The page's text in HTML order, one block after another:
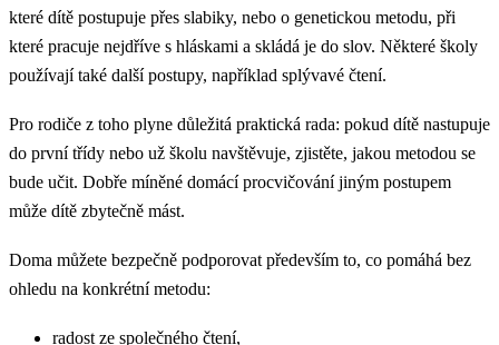
které dítě postupuje přes slabiky, nebo o genetickou metodu, při
které pracuje nejdříve s hláskami a skládá je do slov. Některé školy
používají také další postupy, například splývavé čtení.
Pro rodiče z toho plyne důležitá praktická rada: pokud dítě nastupuje
do první třídy nebo už školu navštěvuje, zjistěte, jakou metodou se
bude učit. Dobře míněné domácí procvičování jiným postupem
může dítě zbytečně mást.
Doma můžete bezpečně podporovat především to, co pomáhá bez
ohledu na konkrétní metodu:
radost ze společného čtení,